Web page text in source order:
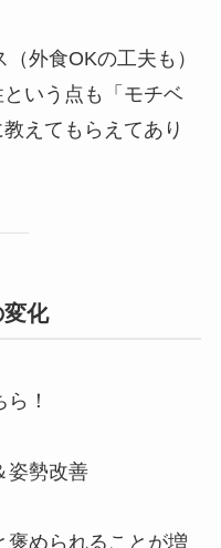
外食OKの工夫も）
いう点も「モチベ
えてもらえてあり
化
！
姿勢改善
められることが増